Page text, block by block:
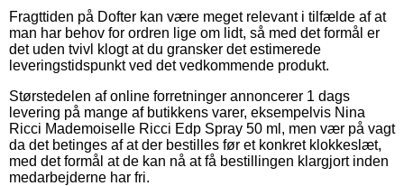
Fragttiden på Dofter kan være meget relevant i tilfælde af at
man har behov for ordren lige om lidt, så med det formål er
det uden tvivl klogt at du gransker det estimerede
leveringstidspunkt ved det vedkommende produkt.
Størstedelen af online forretninger annoncerer 1 dags
levering på mange af butikkens varer, eksempelvis Nina
Ricci Mademoiselle Ricci Edp Spray 50 ml, men vær på vagt
da det betinges af at der bestilles før et konkret klokkeslæt,
med det formål at de kan nå at få bestillingen klargjort inden
medarbejderne har fri.